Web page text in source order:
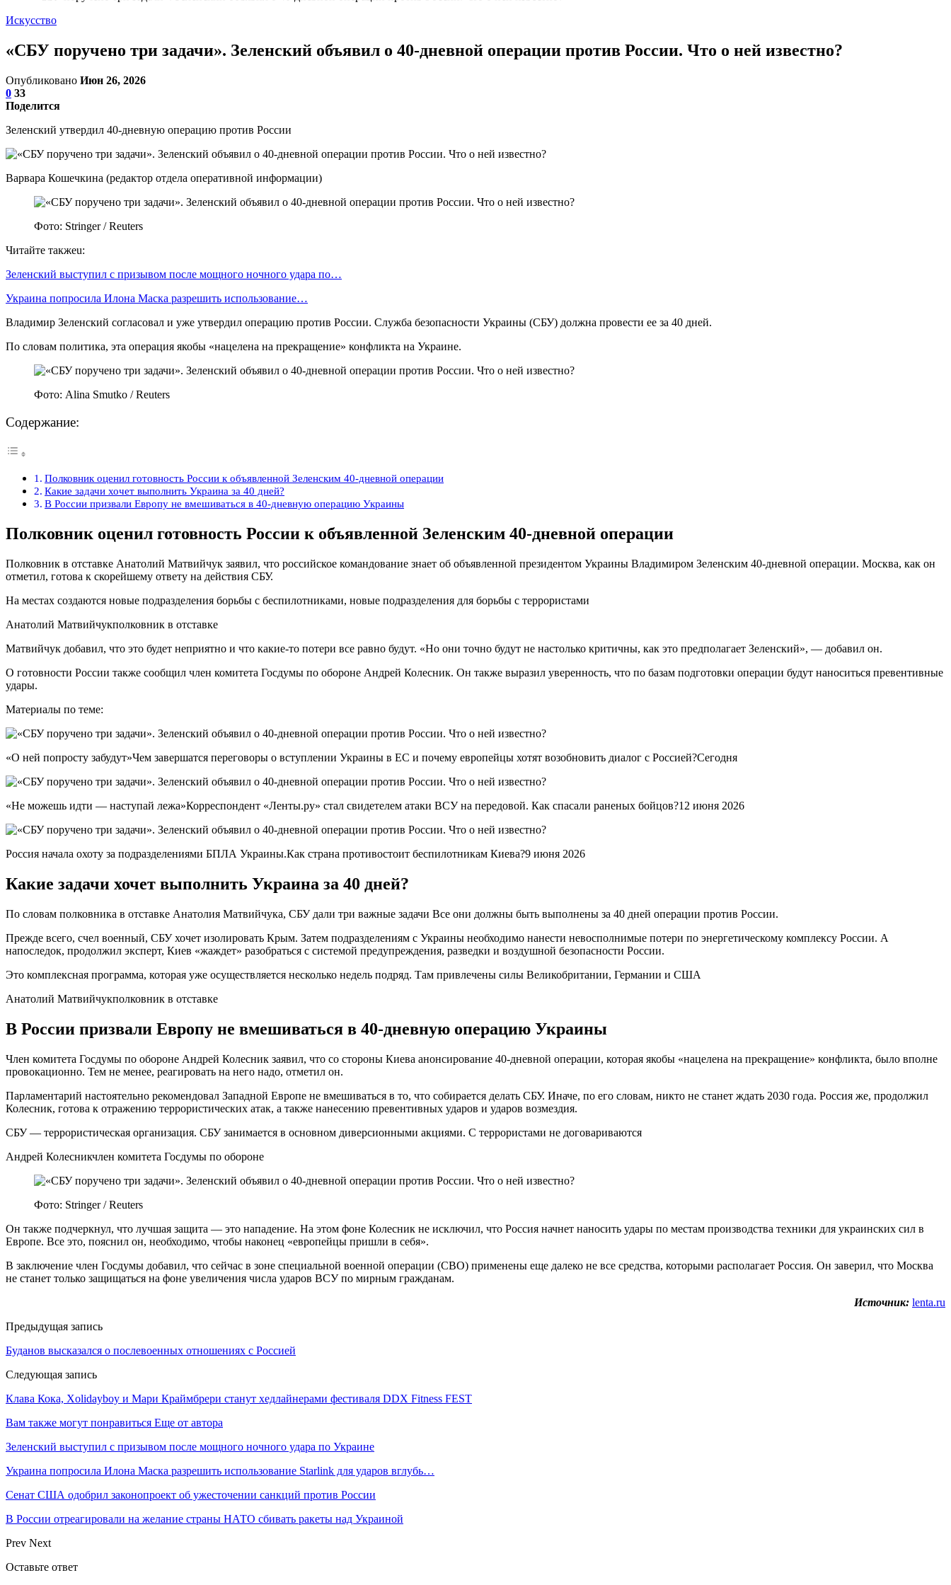
Искусство
«СБУ поручено три задачи». Зеленский объявил о 40-дневной операции против России. Что о ней известно?
Опубликовано Июн 26, 2026
0 33
Поделится
Зеленский утвердил 40-дневную операцию против России
Варвара Кошечкина (редактор отдела оперативной информации)
Фото: Stringer / Reuters
Читайте такжеu:
Зеленский выступил с призывом после мощного ночного удара по…
Украина попросила Илона Маска разрешить использование…
Владимир Зеленский согласовал и уже утвердил операцию против России. Служба безопасности Украины (СБУ) должна провести ее за 40 дней.
По словам политика, эта операция якобы «нацелена на прекращение» конфликта на Украине.
Фото: Alina Smutko / Reuters
Содержание:
Полковник оценил готовность России к объявленной Зеленским 40-дневной операции
Какие задачи хочет выполнить Украина за 40 дней?
В России призвали Европу не вмешиваться в 40-дневную операцию Украины
Полковник оценил готовность России к объявленной Зеленским 40-дневной операции
Полковник в отставке Анатолий Матвийчук заявил, что российское командование знает об объявленной президентом Украины Владимиром Зеленским 40-дневной операции. Москва, как он
отметил, готова к скорейшему ответу на действия СБУ.
На местах создаются новые подразделения борьбы с беспилотниками, новые подразделения для борьбы с террористами
Анатолий Матвийчукполковник в отставке
Матвийчук добавил, что это будет неприятно и что какие-то потери все равно будут. «Но они точно будут не настолько критичны, как это предполагает Зеленский», — добавил он.
О готовности России также сообщил член комитета Госдумы по обороне Андрей Колесник. Он также выразил уверенность, что по базам подготовки операции будут наноситься превентивные
удары.
Материалы по теме:
«О ней попросту забудут»Чем завершатся переговоры о вступлении Украины в ЕС и почему европейцы хотят возобновить диалог с Россией?Сегодня
«Не можешь идти — наступай лежа»Корреспондент «Ленты.ру» стал свидетелем атаки ВСУ на передовой. Как спасали раненых бойцов?12 июня 2026
Россия начала охоту за подразделениями БПЛА Украины.Как страна противостоит беспилотникам Киева?9 июня 2026
Какие задачи хочет выполнить Украина за 40 дней?
По словам полковника в отставке Анатолия Матвийчука, СБУ дали три важные задачи Все они должны быть выполнены за 40 дней операции против России.
Прежде всего, счел военный, СБУ хочет изолировать Крым. Затем подразделениям с Украины необходимо нанести невосполнимые потери по энергетическому комплексу России. А
напоследок, продолжил эксперт, Киев «жаждет» разобраться с системой предупреждения, разведки и воздушной безопасности России.
Это комплексная программа, которая уже осуществляется несколько недель подряд. Там привлечены силы Великобритании, Германии и США
Анатолий Матвийчукполковник в отставке
В России призвали Европу не вмешиваться в 40-дневную операцию Украины
Член комитета Госдумы по обороне Андрей Колесник заявил, что со стороны Киева анонсирование 40-дневной операции, которая якобы «нацелена на прекращение» конфликта, было вполне
провокационно. Тем не менее, реагировать на него надо, отметил он.
Парламентарий настоятельно рекомендовал Западной Европе не вмешиваться в то, что собирается делать СБУ. Иначе, по его словам, никто не станет ждать 2030 года. Россия же, продолжил
Колесник, готова к отражению террористических атак, а также нанесению превентивных ударов и ударов возмездия.
СБУ — террористическая организация. СБУ занимается в основном диверсионными акциями. С террористами не договариваются
Андрей Колесникчлен комитета Госдумы по обороне
Фото: Stringer / Reuters
Он также подчеркнул, что лучшая защита — это нападение. На этом фоне Колесник не исключил, что Россия начнет наносить удары по местам производства техники для украинских сил в
Европе. Все это, пояснил он, необходимо, чтобы наконец «европейцы пришли в себя».
В заключение член Госдумы добавил, что сейчас в зоне специальной военной операции (СВО) применены еще далеко не все средства, которыми располагает Россия. Он заверил, что Москва
не станет только защищаться на фоне увеличения числа ударов ВСУ по мирным гражданам.
Источник: lenta.ru
Предыдущая запись
Буданов высказался о послевоенных отношениях с Россией
Следующая запись
Клава Кока, Xolidayboy и Мари Краймбрери станут хедлайнерами фестиваля DDX Fitness FEST
Вам также могут понравиться Еще от автора
Зеленский выступил с призывом после мощного ночного удара по Украине
Украина попросила Илона Маска разрешить использование Starlink для ударов вглубь…
Сенат США одобрил законопроект об ужесточении санкций против России
В России отреагировали на желание страны НАТО сбивать ракеты над Украиной
Prev Next
Оставьте ответ